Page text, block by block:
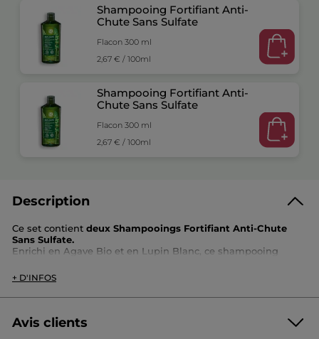
Shampooing Fortifiant Anti-
Chute Sans Sulfate
Flacon 300 ml
2,67 € / 100ml
Shampooing Fortifiant Anti-
Chute Sans Sulfate
Flacon 300 ml
2,67 € / 100ml
Description
Ce set contient deux Shampooings Fortifiant Anti-Chute
Sans Sulfate.
Enrichi en Agave Bio et en Lupin Blanc, ce shampooing
Les cheveux poussent plus forts, plus denses et sont pleins
de vitalité.
+ D'INFOS
Avis clients